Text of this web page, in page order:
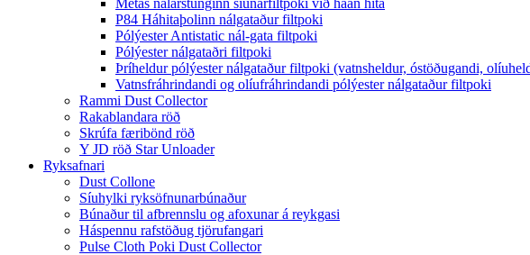
P84 Háhitaþolinn nálgataður filtpoki
Pólýester Antistatic nál-gata filtpoki
Pólýester nálgataðri filtpoki
Þríheldur pólýester nálgataður filtpoki (vatnsheldur, óstöðugandi,
Vatnsfráhrindandi og olíufráhrindandi pólýester nálgataður filtpoki
Rammi Dust Collector
Rakablandara röð
Skrúfa færibönd röð
Y JD röð Star Unloader
Ryksafnari
Dust Collone
Síuhylki ryksöfnunarbúnaður
Búnaður til afbrennslu og afoxunar á reykgasi
Háspennu rafstöðug tjörufangari
Pulse Cloth Poki Dust Collector